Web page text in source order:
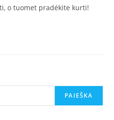
o tuomet pradėkite kurti!
PAIEŠKA